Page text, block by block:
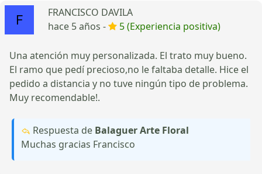
FRANCISCO DAVILA
hace 5 años -
5 (Experiencia positiva)
Una atención muy personalizada. El trato muy bueno.
El ramo que pedí precioso,no le faltaba detalle. Hice el
pedido a distancia y no tuve ningún tipo de problema.
Muy recomendable!.
Respuesta de Balaguer Arte Floral
Muchas gracias Francisco